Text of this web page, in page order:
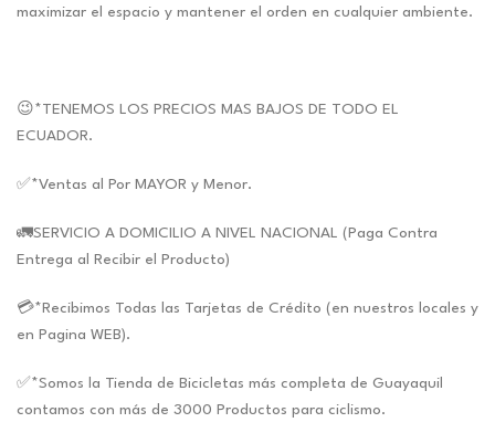
maximizar el espacio y mantener el orden en cualquier ambiente.
😉*TENEMOS LOS PRECIOS MAS BAJOS DE TODO EL
ECUADOR.
✅*Ventas al Por MAYOR y Menor.
🚛SERVICIO A DOMICILIO A NIVEL NACIONAL (Paga Contra
Entrega al Recibir el Producto)
💳*Recibimos Todas las Tarjetas de Crédito (en nuestros locales y
en Pagina WEB).
✅*Somos la Tienda de Bicicletas más completa de Guayaquil
contamos con más de 3000 Productos para ciclismo.